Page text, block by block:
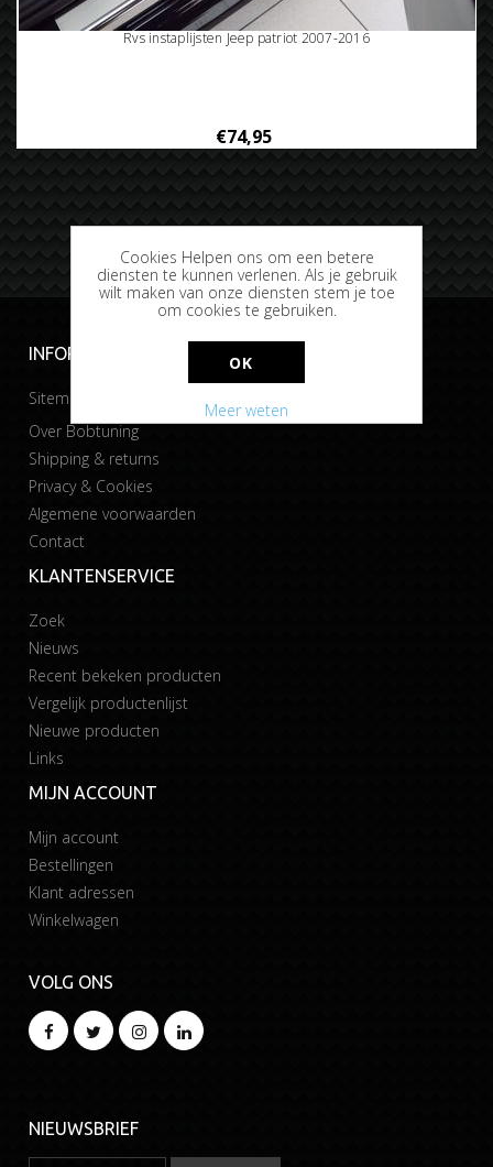
Rvs instaplijsten Jeep patriot 2007-2016
€74,95
INFORMATIE
Sitemap
Over Bobtuning
Shipping & returns
Privacy & Cookies
Algemene voorwaarden
Contact
KLANTENSERVICE
Zoek
Nieuws
Recent bekeken producten
Vergelijk productenlijst
Nieuwe producten
Links
MIJN ACCOUNT
Mijn account
Bestellingen
Klant adressen
Winkelwagen
VOLG ONS
NIEUWSBRIEF
Cookies Helpen ons om een betere
diensten te kunnen verlenen. Als je gebruik
wilt maken van onze diensten stem je toe
om cookies te gebruiken.
OK
Meer weten